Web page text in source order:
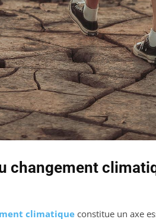
changement
climatique constitue un axe